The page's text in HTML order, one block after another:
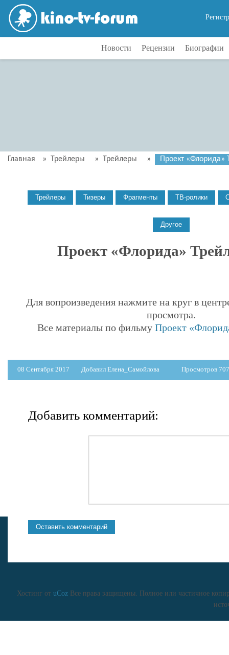
Новости Рецензии Биографии
Главная » Трейлеры » Трейлеры » Проект «Флорида»
Проект «Флорида»
Для вопроизведения нажмите на круг в
просмотра.
Все материалы по фильму Проект
08 Сентября 2017 Добавил Елена_Самойлова Просмотров 707
Добавить комментарий:
Хостинг от uCozВсе права защищены. Полное или частичное